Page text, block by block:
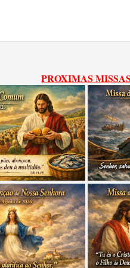
PROXIMAS